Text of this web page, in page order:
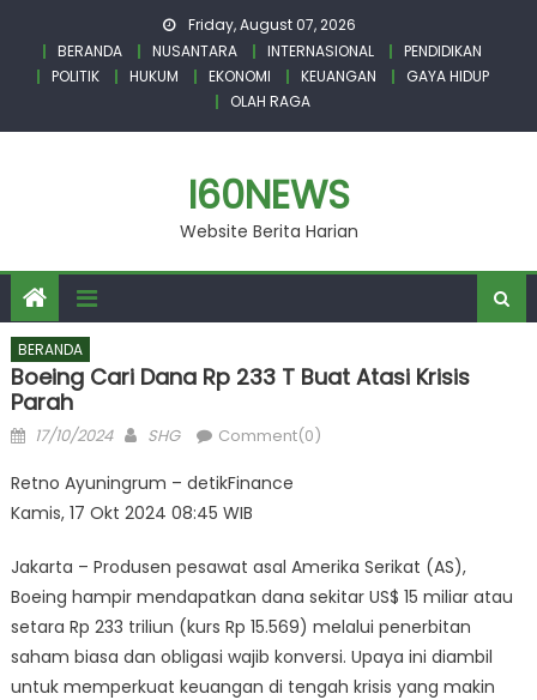
content
Friday, August 07, 2026
BERANDA
NUSANTARA INTERNASIONAL
PENDIDIKAN
POLITIK
HUKUM EKONOMI KEUANGAN
GAYA HIDUP
OLAH RAGA
I60NEWS
Website Berita Harian
BERANDA
Boeing Cari Dana Rp 233 T Buat Atasi Krisis
Parah
Posted
17/10/2024 Author
SHG Comment(0)
Retno Ayuningrum – detikFinance
Kamis, 17 Okt 2024 08:45 WIB
Jakarta – Produsen pesawat asal Amerika Serikat (AS),
Boeing hampir mendapatkan dana sekitar US$ 15 miliar atau
setara Rp 233 triliun (kurs Rp 15.569) melalui penerbitan
saham biasa dan obligasi wajib konversi. Upaya ini diambil
untuk memperkuat keuangan di tengah krisis yang makin